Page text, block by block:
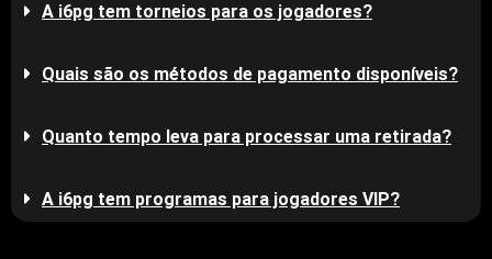
A i6pg tem torneios para os jogadores?
Quais são os métodos de pagamento disponíveis?
Quanto tempo leva para processar uma retirada?
A i6pg tem programas para jogadores VIP?